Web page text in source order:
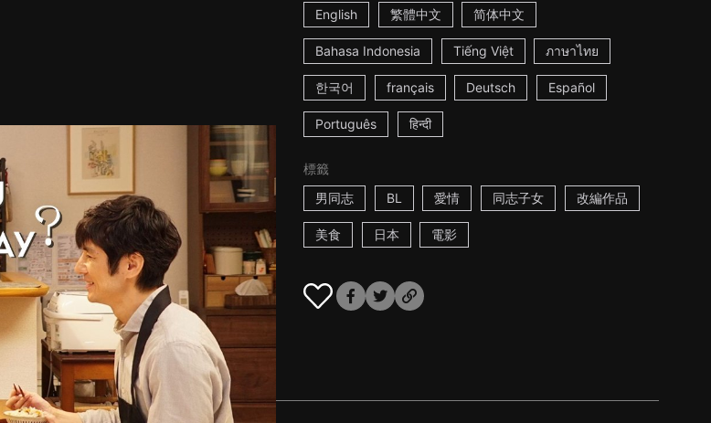
English 繁體中文 简体中文
Bahasa Indonesia Tiếng Việt ภาษาไทย
한국어 français Deutsch Español
Português हिन्दी
標籤
男同志
BL 愛情 同志子女 改編作品
美食 日本 電影